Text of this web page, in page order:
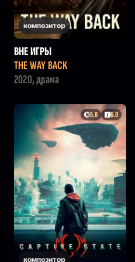
композитор
ВНЕ ИГРЫ
THE WAY BACK
2020, драма
5.8 6.0
композитор